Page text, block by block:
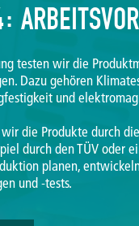
testen wir die
Dazu gehören
und
die Produkte durch
durch den TÜV oder
planen,
und -tests.